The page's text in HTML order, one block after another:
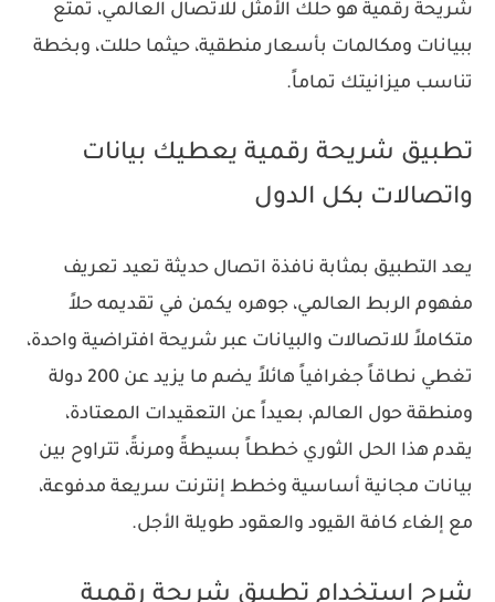
شريحة رقمية هو حلك الأمثل للاتصال العالمي، تمتع
ببيانات ومكالمات بأسعار منطقية، حيثما حللت، وبخطة
تناسب ميزانيتك تماماً.
تطبيق شريحة رقمية يعطيك بيانات
واتصالات بكل الدول
يعد التطبيق بمثابة نافذة اتصال حديثة تعيد تعريف
مفهوم الربط العالمي، جوهره يكمن في تقديمه حلاً
متكاملاً للاتصالات والبيانات عبر شريحة افتراضية واحدة،
تغطي نطاقاً جغرافياً هائلاً يضم ما يزيد عن 200 دولة
ومنطقة حول العالم، بعيداً عن التعقيدات المعتادة،
يقدم هذا الحل الثوري خططاً بسيطةً ومرنةً، تتراوح بين
بيانات مجانية أساسية وخطط إنترنت سريعة مدفوعة،
مع إلغاء كافة القيود والعقود طويلة الأجل.
شرح استخدام تطبيق شريحة رقمية